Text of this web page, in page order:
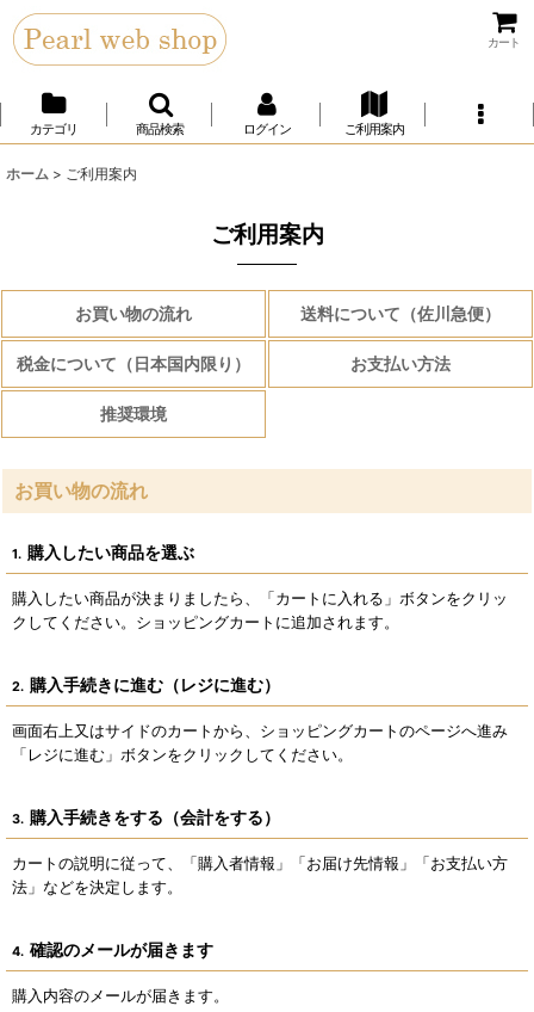
カート
カテゴリ 商品検索 ログイン ご利用案内
ホーム > ご利用案内
ご利用案内
お買い物の流れ 送料について（佐川急便）
税金について（日本国内限り） お支払い方法
推奨環境
お買い物の流れ
1. 購入したい商品を選ぶ
購入したい商品が決まりましたら、「カートに入れる」ボタンをクリッ
クしてください。ショッピングカートに追加されます。
2. 購入手続きに進む（レジに進む）
画面右上又はサイドのカートから、ショッピングカートのページへ進み
「レジに進む」ボタンをクリックしてください。
3. 購入手続きをする（会計をする）
カートの説明に従って、「購入者情報」「お届け先情報」「お支払い方
法」などを決定します。
4. 確認のメールが届きます
購入内容のメールが届きます。